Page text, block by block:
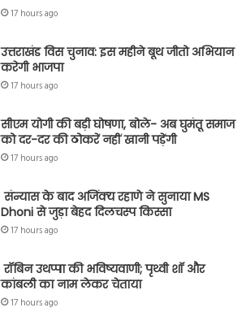
17 hours ago
उत्तराखंड विस चुनाव: इस महीने बूथ जीतो अभियान
करेगी भाजपा
17 hours ago
सीएम योगी की बड़ी घोषणा, बोले- अब घुमंतू समाज
को दर-दर की ठोकरें नहीं खानी पड़ेंगी
17 hours ago
संन्यास के बाद अजिंक्‍य रहाणे ने सुनाया MS
Dhoni से जुड़ा बेहद दिलचस्प किस्सा
17 hours ago
रॉबिन उथप्पा की भविष्यवाणी; पृथ्वी शॉ और
कांबली का नाम लेकर चेताया
17 hours ago